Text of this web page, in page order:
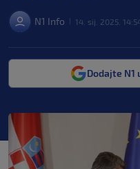
N1 Info 14. sij. 2025.
Dodajte N1